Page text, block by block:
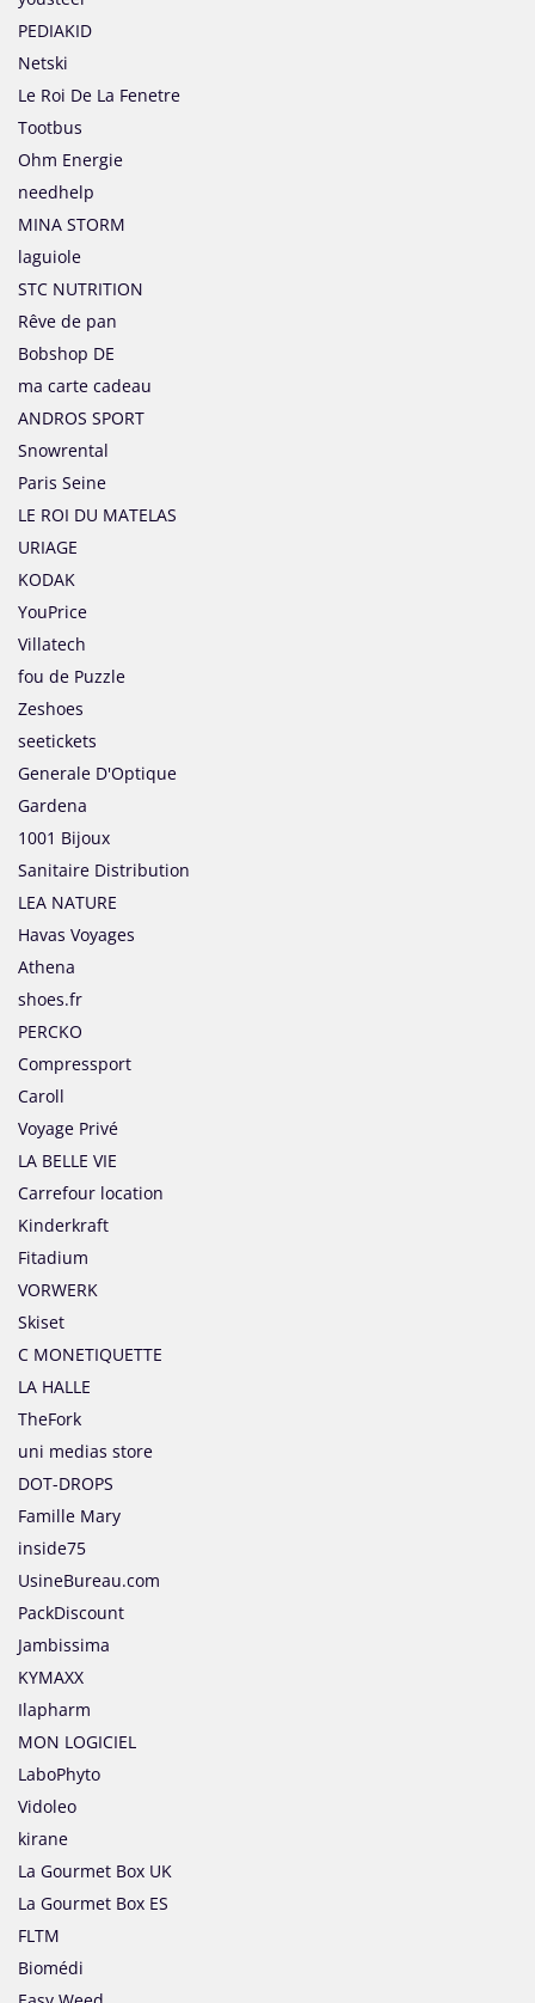
PEDIAKID
Netski
Le Roi De La Fenetre
Tootbus
Ohm Energie
needhelp
MINA STORM
laguiole
STC NUTRITION
Rêve de pan
Bobshop DE
ma carte cadeau
ANDROS SPORT
Snowrental
Paris Seine
LE ROI DU MATELAS
URIAGE
KODAK
YouPrice
Villatech
fou de Puzzle
Zeshoes
seetickets
Generale D'Optique
Gardena
1001 Bijoux
Sanitaire Distribution
LEA NATURE
Havas Voyages
Athena
shoes.fr
PERCKO
Compressport
Caroll
Voyage Privé
LA BELLE VIE
Carrefour location
Kinderkraft
Fitadium
VORWERK
Skiset
C MONETIQUETTE
LA HALLE
TheFork
uni medias store
DOT-DROPS
Famille Mary
inside75
UsineBureau.com
PackDiscount
Jambissima
KYMAXX
Ilapharm
MON LOGICIEL
LaboPhyto
Vidoleo
kirane
La Gourmet Box UK
La Gourmet Box ES
FLTM
Biomédi